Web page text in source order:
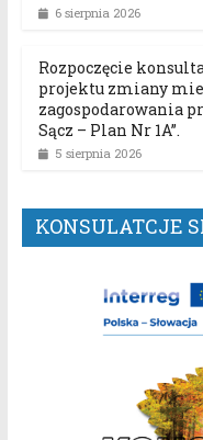
6 sierpnia 2026
Rozpoczęcie
projektu zmiany
zagospodarowania
Sącz – Plan Nr 1A”.
5 sierpnia 2026
KONSULATCJE